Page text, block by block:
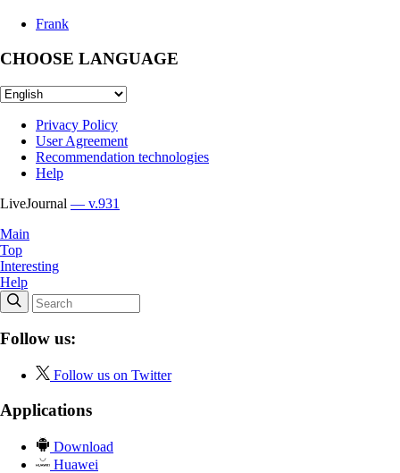
Frank
CHOOSE LANGUAGE
Privacy Policy
User Agreement
Recommendation technologies
Help
LiveJournal — v.931
Main
Top
Interesting
Help
Follow us:
Follow us on Twitter
Applications
Download
Huawei